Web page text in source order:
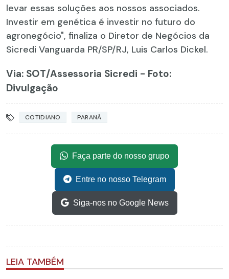
levar essas soluções aos nossos associados.
Investir em genética é investir no futuro do
agronegócio", finaliza o Diretor de Negócios da
Sicredi Vanguarda PR/SP/RJ, Luis Carlos Dickel.
Via: SOT/Assessoria Sicredi - Foto:
Divulgação
COTIDIANO PARANÁ
Faça parte do nosso grupo
Entre no nosso Telegram
Siga-nos no Google News
LEIA TAMBÉM